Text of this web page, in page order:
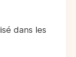
dans les